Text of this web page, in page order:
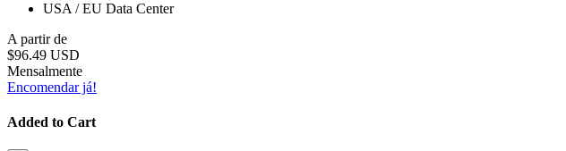
USA / EU Data Center
A partir de
$96.49 USD
Mensalmente
Encomendar já!
Added to Cart